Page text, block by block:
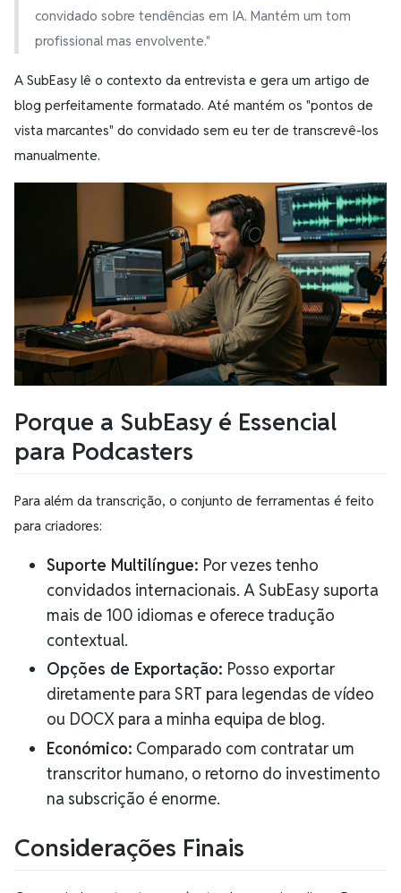
convidado sobre tendências em IA. Mantém um tom
profissional mas envolvente."
A SubEasy lê o contexto da entrevista e gera um artigo de
blog perfeitamente formatado. Até mantém os "pontos de
vista marcantes" do convidado sem eu ter de transcrevê-los
manualmente.
Porque a SubEasy é Essencial
para Podcasters
Para além da transcrição, o conjunto de ferramentas é feito
para criadores:
Suporte Multilíngue: Por vezes tenho
convidados internacionais. A SubEasy suporta
mais de 100 idiomas e oferece tradução
contextual.
Opções de Exportação: Posso exportar
diretamente para SRT para legendas de vídeo
ou DOCX para a minha equipa de blog.
Económico: Comparado com contratar um
transcritor humano, o retorno do investimento
na subscrição é enorme.
Considerações Finais